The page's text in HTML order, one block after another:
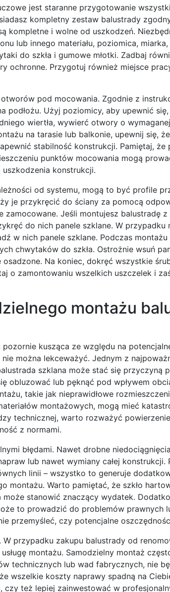
jest staranne przygotowanie
kompletny zestaw balustrady
kompletne i wolne od uszkodzeń.
lub innego materiału, poziomica,
do szkła i gumowe młotki. Zadbaj
ochronne. Przygotuj również miejsce
pod mocowania. Zgodnie z
podłożu. Użyj poziomicy, aby upewnić
wiertła, wywierć otwory o
na tarasie lub balkonie, upewnij się,
stabilność konstrukcji. Pamiętaj,
punktów mocowania mogą
konstrukcji.
od systemu, mogą to być profile
je przykręcić do ściany za pomocą
Jeśli montujesz balustradę z
do nich panele szklane. W przypadku
w nich panele szklane. Podczas montażu
chwytaków do szkła. Ostrożnie wsuń
Na koniec, dokręć wszystkie
o zamontowaniu wszelkich uszczelek i
montażu
kusząca ze względu na
można lekceważyć. Jednym z
szklana może stać się przyczyną
obluzować lub pęknąć pod wpływem
takie jak nieprawidłowe
montażowych, mogą mieć
technicznej, warto rozważyć
z normami.
błędami. Nawet drobne
lub nawet wymiany całej konstrukcji.
linii – wszystko to generuje
montażu. Warto pamiętać, że szkło
stanowić znaczący wydatek.
to prowadzić do problemów prawnych
przemyśleć, czy potencjalne
przypadku zakupu balustrady od
montażu. Samodzielny montaż
technicznych lub wad fabrycznych, nie
wszelkie koszty naprawy spadną na
też lepiej zainwestować w